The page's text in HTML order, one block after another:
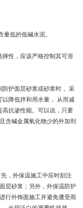
低的低碱水泥。
性，应该严格控制其可溶
护面层砂浆或砂浆时， 采
降低拌和用水量， 从而减
抗渗性能。可以说，只要
含碱金属氧化物少的外加剂
，外保温施工中应时刻注
层砂浆；另外，外保温防护
行外饰面施工并避免遭受雨